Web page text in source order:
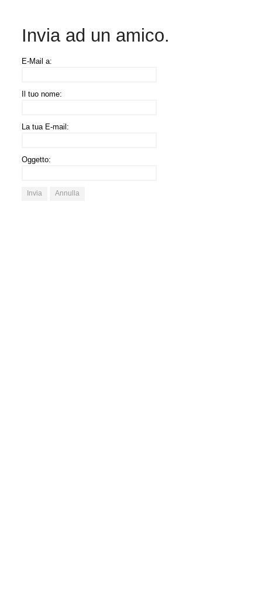
Invia ad un amico.
E-Mail a:
Il tuo nome:
La tua E-mail:
Oggetto:
Invia Annulla